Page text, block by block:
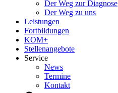
Der Weg zur Diagnose
Der Weg zu uns
Leistungen
Fortbildungen
KOM+
Stellenangebote
Service
News
Termine
Kontakt